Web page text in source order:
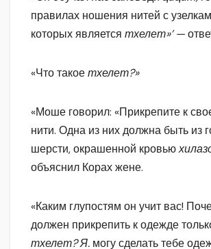
правилах ношения нитей с
которых является тхелет»’ —
«Что такоетхелет?»
«Моше говорил: «Прикрепите к
нити. Одна из них должна быть из
шерсти, окрашенной кровью
объяснил Корах жене.
«Каким глупостям он учит вас!
должен прикрепить к одежде
тхелет? Я. могу сделать тебе